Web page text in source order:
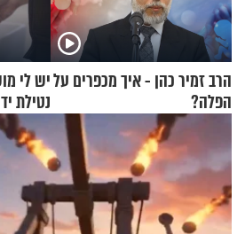
הרב זמיר כהן - איך מכפרים על
הפלה?
יש לי
נטילת